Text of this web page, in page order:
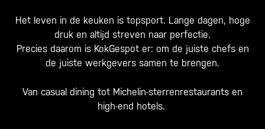
Het leven in de keuken is topsport. Lange dagen, hoge
druk en altijd streven naar perfectie.
Precies daarom is KokGespot er: om de juiste chefs en
de juiste werkgevers samen te brengen.
Van casual dining tot Michelin-sterrenrestaurants en
high-end hotels.